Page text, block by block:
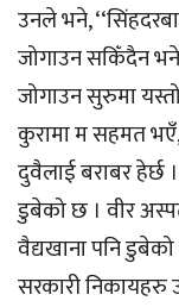
उनले भने,
जोगाउन सकिँदैन
जोगाउन सुरुमा
कुरामा म सहमत
दुवैलाई बराबर हेर्छ
डुबेको छ । वीर
वैद्यखाना पनि
सरकारी निकायहरु